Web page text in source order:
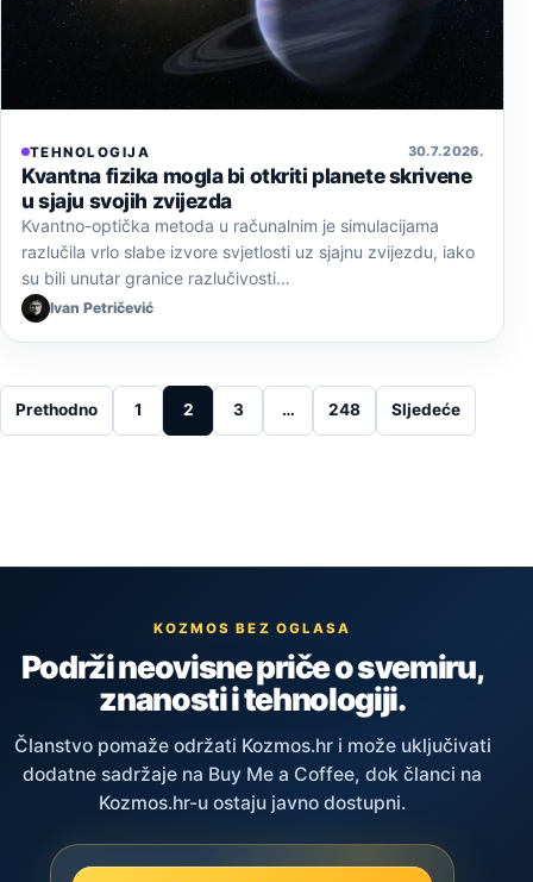
TEHNOLOGIJA 30. 7. 2026.
Kvantna fizika mogla bi otkriti planete skrivene
u sjaju svojih zvijezda
Kvantno-optička metoda u računalnim je simulacijama
razlučila vrlo slabe izvore svjetlosti uz sjajnu zvijezdu, iako
su bili unutar granice razlučivosti…
Ivan Petričević
Posts pagination
Prethodno 1 2 3 … 248 Sljedeće
KOZMOS BEZ OGLASA
Podrži neovisne priče o svemiru,
znanosti i tehnologiji.
Članstvo pomaže održati Kozmos.hr i može uključivati
dodatne sadržaje na Buy Me a Coffee, dok članci na
Kozmos.hr-u ostaju javno dostupni.